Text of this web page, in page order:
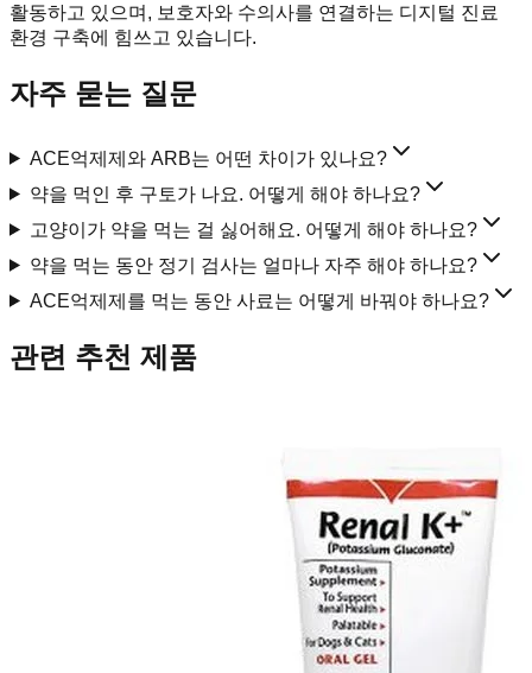
활동하고 있으며, 보호자와 수의사를 연결하는 디지털 진료
환경 구축에 힘쓰고 있습니다.
자주 묻는 질문
ACE억제제와 ARB는 어떤 차이가 있나요?
약을 먹인 후 구토가 나요. 어떻게 해야 하나요?
고양이가 약을 먹는 걸 싫어해요. 어떻게 해야 하나요?
약을 먹는 동안 정기 검사는 얼마나 자주 해야 하나요?
ACE억제제를 먹는 동안 사료는 어떻게 바꿔야 하나요?
관련 추천 제품